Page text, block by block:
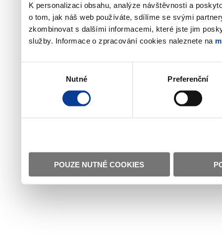
K personalizaci obsahu, analýze návštěvnosti a
o tom, jak náš web používáte, sdílíme se svými
zkombinovat s dalšími informacemi, které jste jim
služby. Informace o zpracování cookies naleznete na
Nutné Preferenční
POUZE NUTNÉ COOKIES